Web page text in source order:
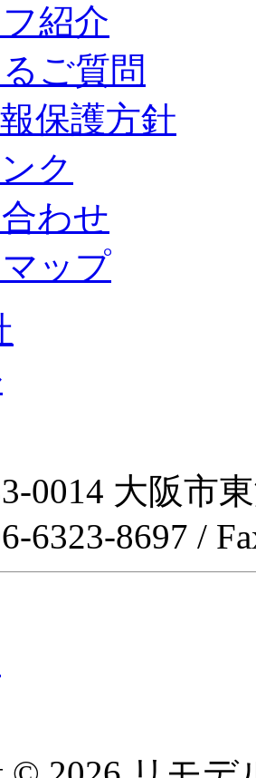
紹介
ご質問
保護方針
ク
わせ
ップ
0014 大阪市
6323-8697 /